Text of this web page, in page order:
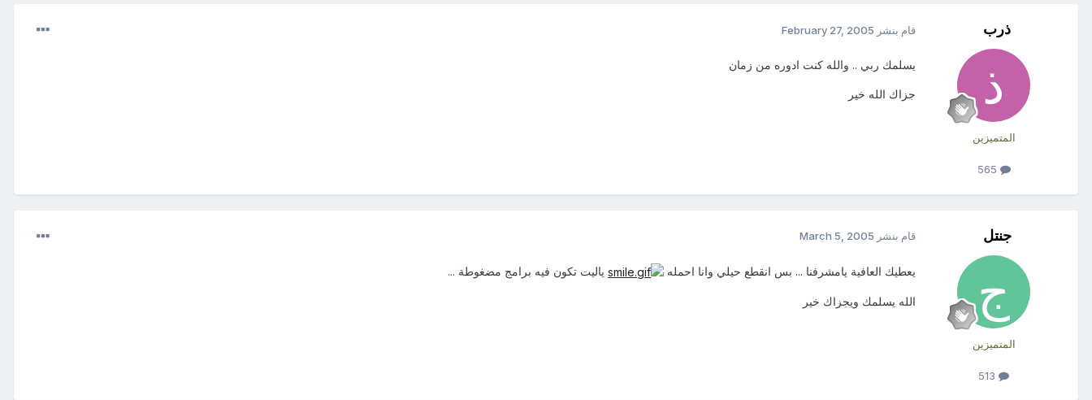
ذرب
المتميزين
قام بنشر February 27, 2005
يسلمك ربي .. والله كنت ادوره من زمان
جزاك الله خير
جنتل
المتميزين
قام بنشر March 5, 2005
يعطيك العافية يامشرفنا ... بس انقطع حيلي وانا احمله ياليت تكون فيه برامج مضغوطة ...
الله يسلمك ويجزاك خير